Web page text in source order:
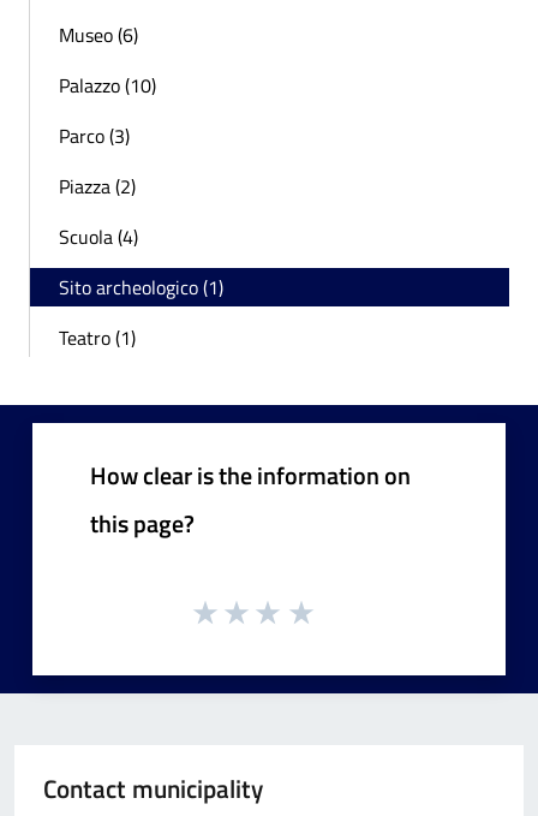
Museo (6)
Palazzo (10)
Parco (3)
Piazza (2)
Scuola (4)
Sito archeologico (1)
Teatro (1)
How clear is the information on
this page?
Contact municipality